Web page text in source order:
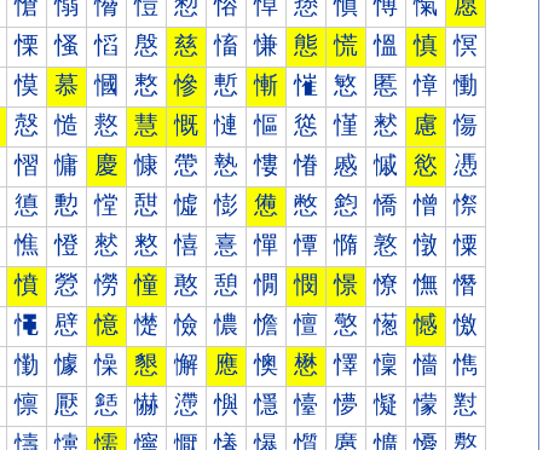
慄 慅 慆 慇 慈 慉 慊 態 慌 慍 慎 慏
慔 慕 慖 慗 慘 慙 慚 慛 慜 慝 慞 慟
慤 慥 慦 慧 慨 慩 慪 慫 慬 慭 慮 慯
慴 慵 慶 慷 慸 慹 慺 慻 慼 慽 慾 慿
憄 憅 憆 憇 憈 憉 憊 憋 憌 憍 憎 憏
憔 憕 憖 憗 憘 憙 憚 憛 憜 憝 憞 憟
憤 憥 憦 憧 憨 憩 憪 憫 憬 憭 憮 憯
憴 憵 憶 憷 憸 憹 憺 憻 憼 憽 憾 憿
懄 懅 懆 懇 懈 應 懊 懋 懌 懍 懎 懏
懔 懕 懖 懗 懘 懙 懚 懛 懜 懝 懞 懟
懤 懥 懦 懧 懨 懩 懪 懫 懬 懭 懮 懯